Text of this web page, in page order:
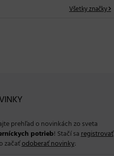
Všetky značky
prehľad o novinkách zo sveta
potrieb! Stačí saregistrovať
začaťodoberať novinky: